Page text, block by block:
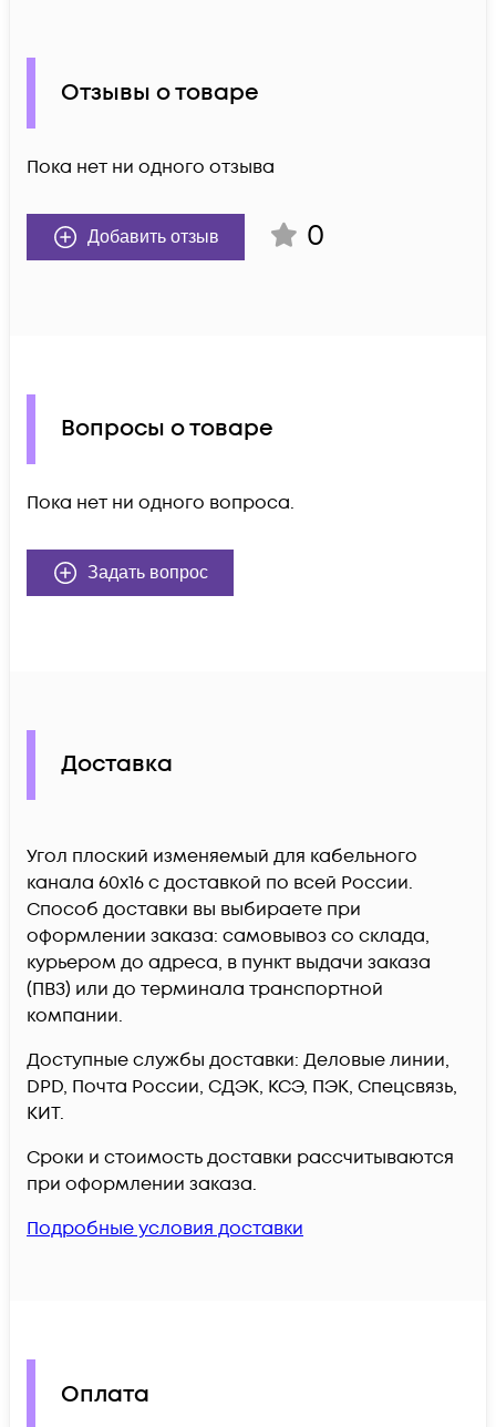
Отзывы о товаре
Пока нет ни одного отзыва
Добавить отзыв 0
Вопросы о товаре
Пока нет ни одного вопроса.
Задать вопрос
Доставка
Угол плоский изменяемый для кабельного
канала 60х16 c доставкой по всей России.
Способ доставки вы выбираете при
оформлении заказа: самовывоз со склада,
курьером до адреса, в пункт выдачи заказа
(ПВЗ) или до терминала транспортной
компании.
Доступные службы доставки: Деловые линии,
DPD, Почта России, СДЭК, КСЭ, ПЭК, Спецсвязь,
КИТ.
Сроки и стоимость доставки рассчитываются
при оформлении заказа.
Подробные условия доставки
Оплата